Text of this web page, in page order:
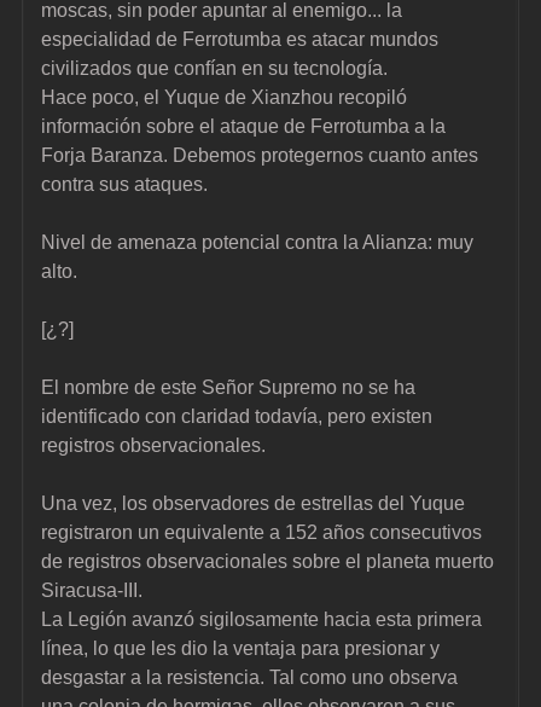
moscas, sin poder apuntar al enemigo... la
especialidad de Ferrotumba es atacar mundos
civilizados que confían en su tecnología.
Hace poco, el Yuque de Xianzhou recopiló
información sobre el ataque de Ferrotumba a la
Forja Baranza. Debemos protegernos cuanto antes
contra sus ataques.
Nivel de amenaza potencial contra la Alianza: muy
alto.
[¿?]
El nombre de este Señor Supremo no se ha
identificado con claridad todavía, pero existen
registros observacionales.
Una vez, los observadores de estrellas del Yuque
registraron un equivalente a 152 años consecutivos
de registros observacionales sobre el planeta muerto
Siracusa-III.
La Legión avanzó sigilosamente hacia esta primera
línea, lo que les dio la ventaja para presionar y
desgastar a la resistencia. Tal como uno observa